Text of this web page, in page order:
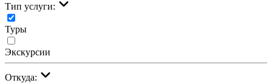
Тип услуги:
Туры
Экскурсии
Откуда: